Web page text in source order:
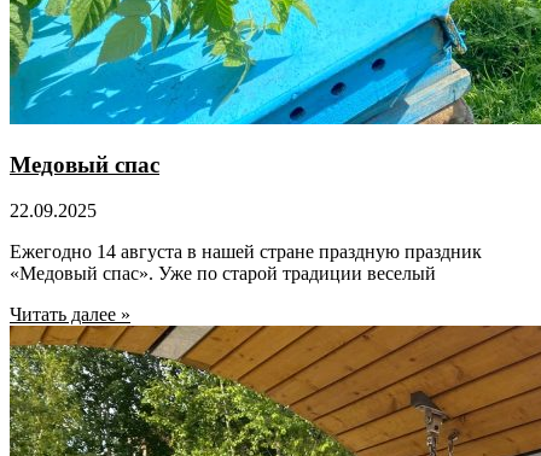
Медовый спас
22.09.2025
Ежегодно 14 августа в нашей стране праздную праздник
«Медовый спас». Уже по старой традиции веселый
Читать далее »